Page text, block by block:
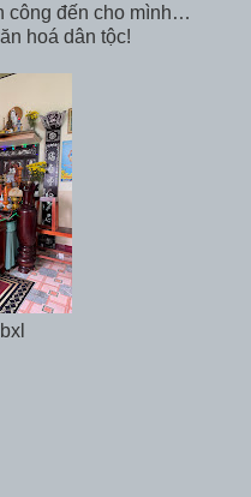
công đến cho mình…
hoá dân tộc!